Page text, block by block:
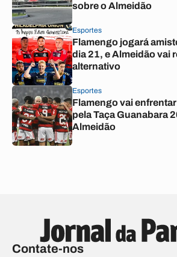
sobre o Almeidão
Esportes
Flamengo jogará
dia 21, e Almeidão vai
alternativo
Esportes
Flamengo vai
pela Taça Guanabara
Almeidão
Contate-nos